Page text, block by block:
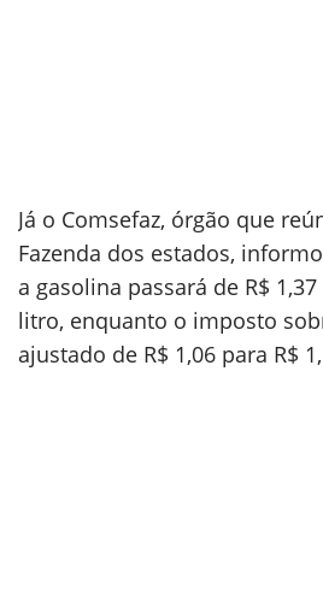
Já o Comsefaz, órgão que
Fazenda dos estados,
a gasolina passará de R$
litro, enquanto o imposto
ajustado de R$ 1,06 para R$